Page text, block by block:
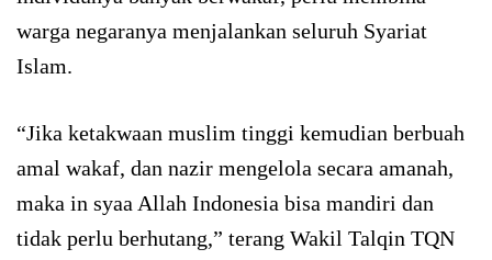
warga negaranya menjalankan seluruh Syariat
Islam.
“Jika ketakwaan muslim tinggi kemudian berbuah
amal wakaf, dan nazir mengelola secara amanah,
maka in syaa Allah Indonesia bisa mandiri dan
tidak perlu berhutang,” terang Wakil Talqin TQN